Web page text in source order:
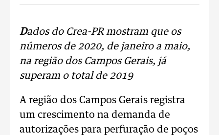
Dados do Crea-PR mostram que os
números de 2020, de janeiro a maio,
na região dos Campos Gerais, já
superam o total de 2019
A região dos Campos Gerais registra
um crescimento na demanda de
autorizações para perfuração de poços